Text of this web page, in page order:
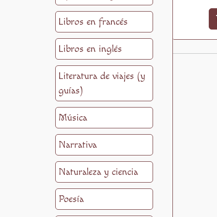
Libros en francés
Libros en inglés
Literatura de viajes (y
guías)
Música
Narrativa
Naturaleza y ciencia
Poesía